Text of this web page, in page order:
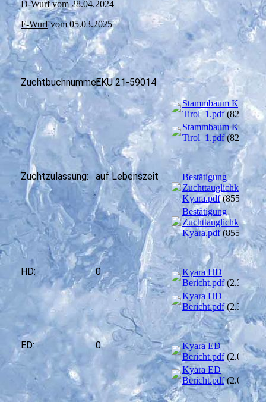
D-Wurfvom 28.04.2024
F-Wurfvom 05.03.2025
Zuchtbuchnummer:EKU 21-59014
Stammbaum Kyara
Tirol_1.pdf
Stammbaum Kyara
Tirol_1.pdf
Zuchtzulassung: auf Lebenszeit
Bestätigung
Zuchttauglichkeit
Kyara.pdf
Bestätigung
Zuchttauglichkeit
Kyara.pdf
HD: 0
Kyara HD
Bericht.pdf(2.32MB)
Kyara HD
Bericht.pdf(2.32MB)
ED: 0
Kyara ED
Bericht.pdf(2.03MB)
Kyara ED
Bericht.pdf(2.03MB)